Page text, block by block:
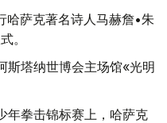
哈萨克著名诗人马赫詹•朱
。
斯塔纳世博会主场馆«光明
年拳击锦标赛上，哈萨克